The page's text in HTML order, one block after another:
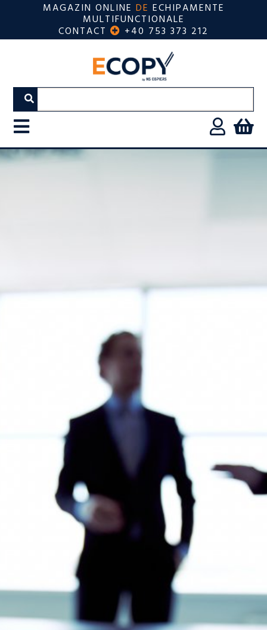
MAGAZIN ONLINE DE ECHIPAMENTE
MULTIFUNCTIONALE
CONTACT +40 753 373 212